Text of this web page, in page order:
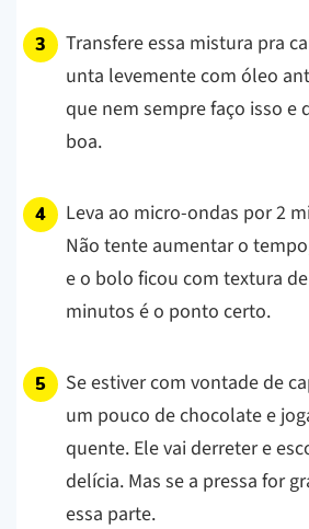
Transfere essa mistura pra
unta levemente com óleo
que nem sempre faço isso e
boa.
Leva ao micro-ondas por 2
Não tente aumentar o
e o bolo ficou com textura
minutos é o ponto certo.
Se estiver com vontade de
um pouco de chocolate e
quente. Ele vai derreter e
delícia. Mas se a pressa for
essa parte.